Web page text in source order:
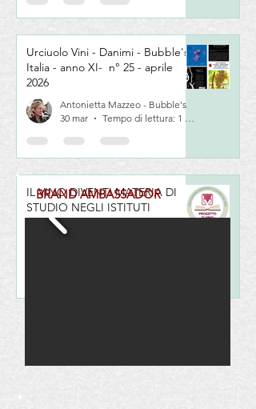
Urciuolo Vini - Danimi - Bubble's
Italia - anno XI- n° 25 - aprile
2026
Antonietta Mazzeo - Bubble's
30 mar
Tempo di lettura: 1 min
IL VINO DIVENTI MATERIA DI
STUDIO NEGLI ISTITUTI
TURISTICI E ALBERGHIERI
ITALIANI
BRAND AMBASSADOR